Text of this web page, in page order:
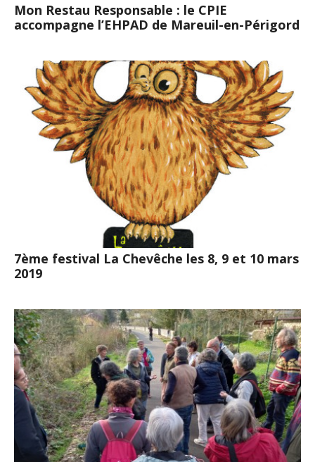
Mon Restau Responsable : le CPIE
accompagne l’EHPAD de Mareuil-en-Périgord
7ème festival La Chevêche les 8, 9 et 10 mars
2019